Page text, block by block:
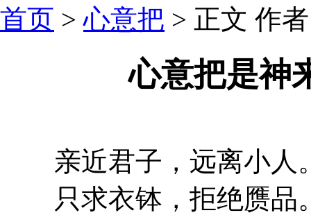
首页 >心意把 > 正文 作
心意把是神
亲近君子，远离小人
只求衣钵，拒绝赝品